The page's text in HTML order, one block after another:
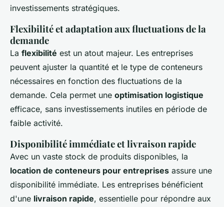
investissements stratégiques.
Flexibilité et adaptation aux fluctuations de la
demande
La flexibilité est un atout majeur. Les entreprises
peuvent ajuster la quantité et le type de conteneurs
nécessaires en fonction des fluctuations de la
demande. Cela permet une optimisation logistique
efficace, sans investissements inutiles en période de
faible activité.
Disponibilité immédiate et livraison rapide
Avec un vaste stock de produits disponibles, la
location de conteneurs pour entreprises assure une
disponibilité immédiate. Les entreprises bénéficient
d'une livraison rapide, essentielle pour répondre aux